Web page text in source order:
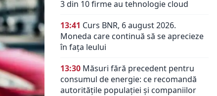
3 din 10 firme au tehnologie cloud
13:41 Curs BNR, 6 august 2026.
Moneda care continuă să se aprecieze
în fața leului
13:30 Măsuri fără precedent pentru
consumul de energie: ce recomandă
autoritățile populației și companiilor